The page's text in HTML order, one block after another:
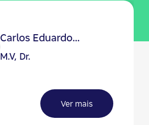
Carlos Eduardo
Fonseca Alves
M.V, Dr.
Ver mais